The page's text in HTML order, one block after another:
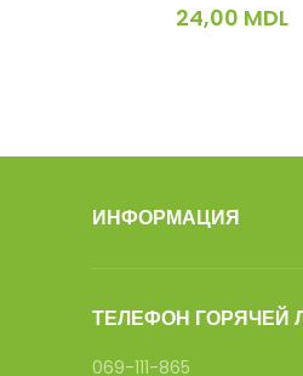
24,00 MDL
ИНФОРМАЦИЯ
ТЕЛЕФОН ГОРЯЧЕЙ
069-111-865